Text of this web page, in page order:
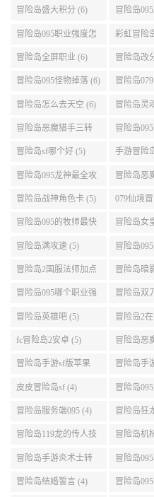
点 (6) 自己电脑
冒险岛盛大积分 (6) 冒险岛
介绍 (6)
冒险岛095职业强度怎
么选 (6)
彩虹冒险
冒险岛全屏职业 (6) 冒险岛改
冒险岛095怪物掉落 (6) 冒险岛
升级的地
冒险岛怎么去天空 (6) 冒险岛灵
(6)
冒险岛恶魔猎手三转
技能加点顺序 (5)
冒险岛
点 (5)
冒险岛sf哪个好 (5) 手游冒险
冒险岛095龙神最全攻
略 (5)
冒险岛恶
冒险岛战神角色卡 (5) 079仙境
冒险岛095的牧师最快
升级路线 (5)
冒险岛女
冒险岛满攻速 (5) 冒险岛
能介绍 (5)
冒险岛2国服法师加点
(5)
冒险岛暗
任务 (5)
冒险岛095哪个职业强
势 (5)
冒险岛双
点 (5)
冒险岛英雄吧 (5) 冒险岛2
(5)
fc冒险岛2安卓 (5) 冒险岛恶
点 (5)
冒险岛手游sf版苹果
(5)
冒险岛手
皮皮冒险岛sf (4) 冒险岛
冒险岛服务端095 (4) 冒险岛狂
能加点 (4)
冒险岛119龙的传人技
能加点 (4)
冒险岛机
冒险岛手游炎术士转
职 (4)
冒险岛
冒险岛结婚誓言 (4) 冒险岛